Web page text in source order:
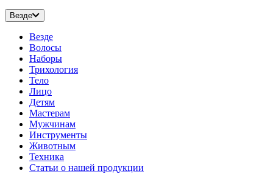
Везде
Везде
Волосы
Наборы
Трихология
Тело
Лицо
Детям
Мастерам
Мужчинам
Инструменты
Животным
Техника
Статьи о нашей продукции